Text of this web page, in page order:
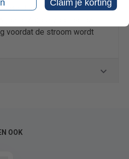
en alle stroombronnen
voordat de stroom wordt
OOK
Claim je korting